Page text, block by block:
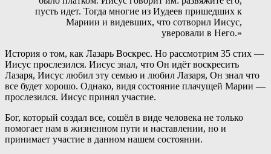
пусть идет. Тогда многие из Иудеев пришедших к
Мариии и видевших, что сотворил Иисус,
уверовали в Него.»
История о том, как Лазарь Воскрес. Но рассмотрим 35 стих —
Иисус прослезился. Иисус знал, что Он идёт воскресить
Лазаря, Иисус любил эту семью и любил Лазаря, Он знал что
все будет хорошо. Однако, видя состояние плачущей Марии —
прослезился. Иисус принял участие.
Бог, который создал все, сошёл в виде человека не только
помогает нам в жизненном пути и наставлении, но и
принимает участие в данном нашем состоянии.